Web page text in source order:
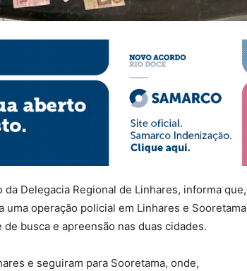
Delegacia Regional de Linhares, informa que,
operação policial em Linhares e Sooretama
busca e apreensão nas duas cidades.
e seguiram para Sooretama, onde,